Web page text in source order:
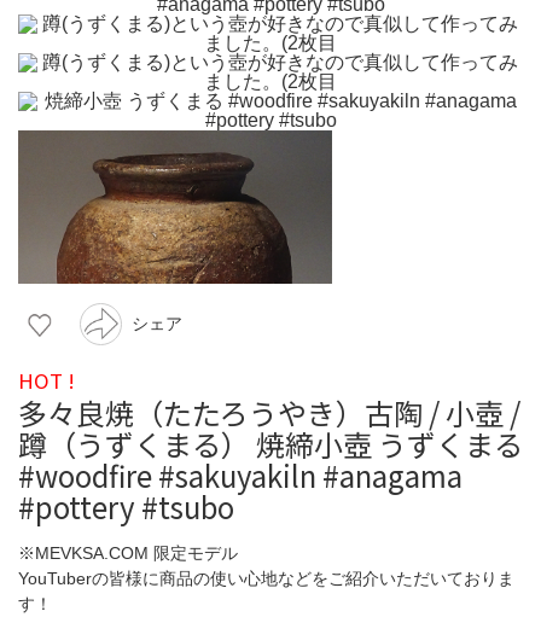
シェア
HOT !
多々良焼（たたろうやき）古陶 / 小壺 /
蹲（うずくまる） 焼締小壺 うずくまる
#woodfire #sakuyakiln #anagama
#pottery #tsubo
※MEVKSA.COM 限定モデル
YouTuberの皆様に商品の使い心地などをご紹介いただいておりま
す！